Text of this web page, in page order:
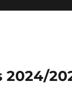
2024/